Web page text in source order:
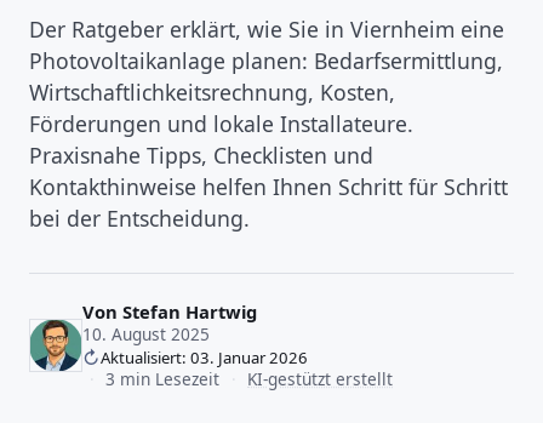
Der Ratgeber erklärt, wie Sie in Viernheim eine
Photovoltaikanlage planen: Bedarfsermittlung,
Wirtschaftlichkeitsrechnung, Kosten,
Förderungen und lokale Installateure.
Praxisnahe Tipps, Checklisten und
Kontakthinweise helfen Ihnen Schritt für Schritt
bei der Entscheidung.
Von Stefan Hartwig
10. August 2025
Aktualisiert: 03. Januar 2026
3 min Lesezeit KI-gestützt erstellt